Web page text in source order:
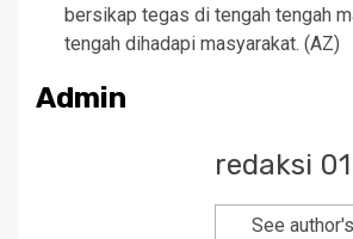
bersikap tegas di tengah tengah
tengah dihadapi masyarakat. (AZ)
Admin
redaksi 01
See